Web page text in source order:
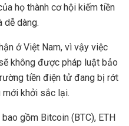
họ thành cơ hội kiếm tiền
dễ dàng.
ở Việt Nam, vì vậy việc
không được pháp luật bảo
tiền điện tử đang bị rớt
mới khởi sắc lại.
gồm Bitcoin (BTC), ETH